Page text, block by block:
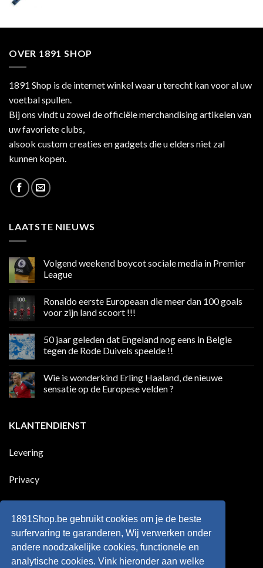
OVER 1891 SHOP
1891 Shop is de internet winkel waar u terecht kan voor al uw
voetbal spullen.
Bij ons vindt u zowel de officiële merchandising artikelen van
uw favoriete clubs,
alsook custom creaties en gadgets die u elders niet zal
kunnen kopen.
LAATSTE NIEUWS
Volgend weekend boycot sociale media in Premier
League
op
weekend
media
in
Premier
Ronaldo eerste Europeaan die meer dan 100 goals
voor zijn land scoort !!!
op
Ronaldo
eerste
meer
100
land
scoort
50 jaar geleden dat Engeland nog eens in Belgie
tegen de Rode Duivels speelde !!
op
jaar
nog
eens
tegen
Wie is wonderkind Erling Haaland, de nieuwe
sensatie op de Europese velden ?
Wie
is
Haaland,
Europese
KLANTENDIENST
Levering
Privacy
Retourneren
Algemene voorwaarden
1891Shop.be gebruikt cookies om je de beste
surfervaring te garanderen, Wij verwerken onder
andere noodzakelijke cookies, functionele en
analytische cookies. Vink hieronder aan welke